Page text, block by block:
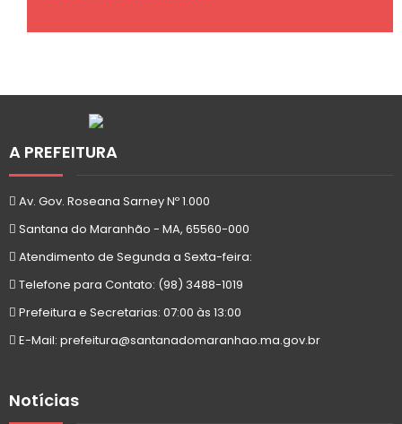
A PREFEITURA
Av. Gov. Roseana Sarney Nº 1.000
Santana do Maranhão - MA, 65560-000
Atendimento de Segunda a Sexta-feira:
Telefone para Contato: (98) 3488-1019
Prefeitura e Secretarias: 07:00 às 13:00
E-Mail: prefeitura@santanadomaranhao.ma.gov.br
Notícias